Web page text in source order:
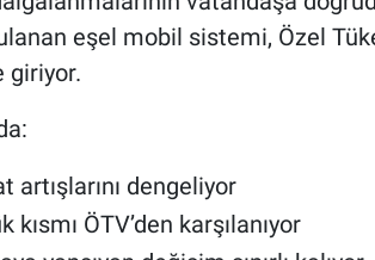
eşel mobil sistemi, Özel
giriyor.
artışlarını dengeliyor
kısmı ÖTV’den karşılanıyor